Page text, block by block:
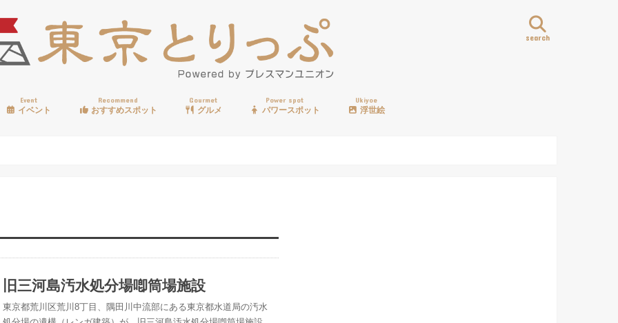
search
Event
イベント
Recommend
おすすめスポット
Gourmet
グルメ
Power spot
パワースポット
Ukiyoe
浮世絵
旧三河島汚水処分場喞筒場施設
東京都荒川区荒川8丁目、隅田川中流部にある東京都水道局の汚水